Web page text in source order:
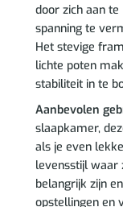
door zich aan
spanning te
Het stevige
lichte poten
stabiliteit in te
Aanbevolen
slaapkamer,
als je even
levensstijl waar
belangrijk zijn
opstellingen en